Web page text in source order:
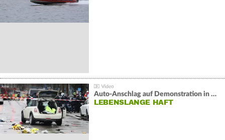
Auto-Anschlag auf Demonstration in München:
LEBENSLANGE HAFT